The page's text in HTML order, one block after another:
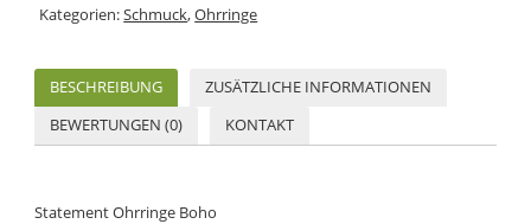
Kategorien:Schmuck,Ohrringe
BESCHREIBUNG
ZUSÄTZLICHE INFORMATIONEN
BEWERTUNGEN (0)
KONTAKT
Statement Ohrringe Boho